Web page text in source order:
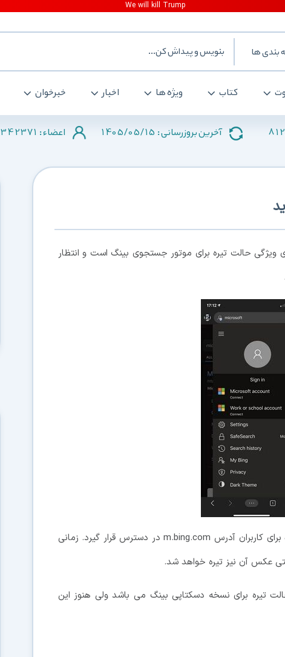
بندی ها
کتاب ویژه ها اخبار خبرخوان
آخرین بروزرسانی : 1405/05/15 اعضاء : 342371
ویژگی حالت تیره برای موتور جستجوی بینگ است و انتظار
طی هفته های آتی قرار است گزینه روشن کردن تم تیره برای کاربران آدرس m.bing.com در دسترس قرار گیرد. زمانی
عکس آن نیز تیره خواهد شد.
تیره برای نسخه دسکتاپی بینگ می باشد ولی هنوز این